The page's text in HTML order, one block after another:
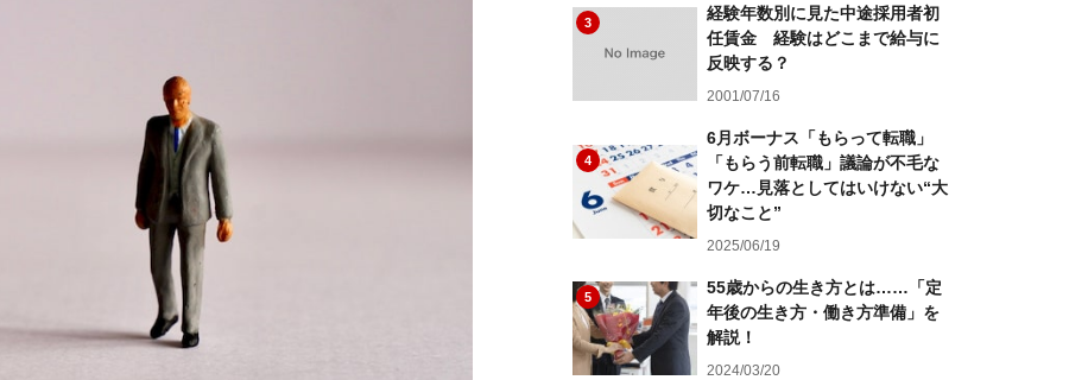
3
経験年数別に見た中途採用者初
任賃金 経験はどこまで給与に
反映する？
2001/07/16
4
6月ボーナス「もらって転職」
「もらう前転職」議論が不毛な
ワケ…見落としてはいけない“大
切なこと”
2025/06/19
5
55歳からの生き方とは……「定
年後の生き方・働き方準備」を
解説！
2024/03/20